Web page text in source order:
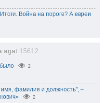
Война на пороге? А евреи
agat 15612
2
фамилия и должность", –
2